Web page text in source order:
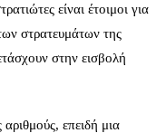
είναι έτοιμοι για
στρατευμάτων της
στην εισβολή
επειδή μια